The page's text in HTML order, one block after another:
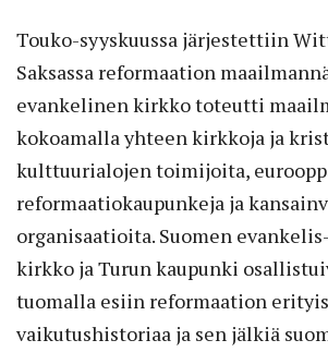
Touko-syyskuussa järjestettiin
Saksassa reformaation
evankelinen kirkko toteutti
kokoamalla yhteen kirkkoja ja
kulttuurialojen toimijoita,
reformaatiokaupunkeja ja
organisaatioita. Suomen
kirkko ja Turun kaupunki
tuomalla esiin reformaation
vaikutushistoriaa ja sen jälkiä